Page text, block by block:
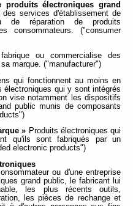
électroniques grand
services d'établissement de
de réparation de produits
consommateurs. ("consumer
ou commercialise des
marque. ("manufacturer")
qui fonctionnent au moins en
qui y sont intégrés
vise notamment les dispositifs
public munis de composants
» Produits électroniques qui
qu'ils sont fabriqués par un
electronic products")
ou d'une entreprise
grand public, le fabricant lui
les plus récents outils,
les pièces de rechange et